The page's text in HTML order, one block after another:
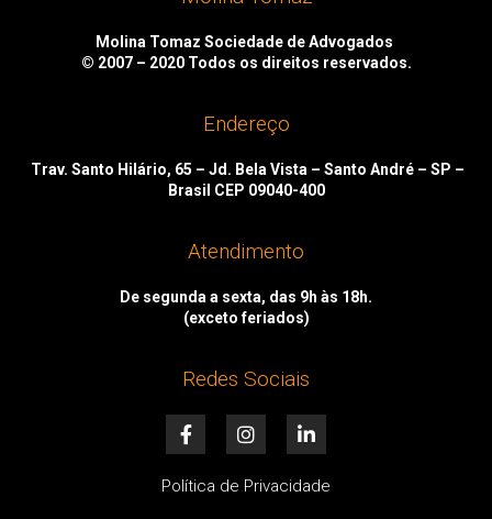
Molina Tomaz Sociedade de Advogados
© 2007 – 2020 Todos os direitos reservados.
Endereço
Trav. Santo Hilário, 65 – Jd. Bela Vista – Santo André – SP –
Brasil CEP 09040-400
Atendimento
De segunda a sexta, das 9h às 18h.
(exceto feriados)
Redes Sociais
F
a
e
I
n
t
i
k
Política de Privacidade